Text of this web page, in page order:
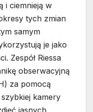
i ciemnieją w
tych zmian
samym
je jako
Zespół Riessa
obserwacyjną
za pomocą
kamery